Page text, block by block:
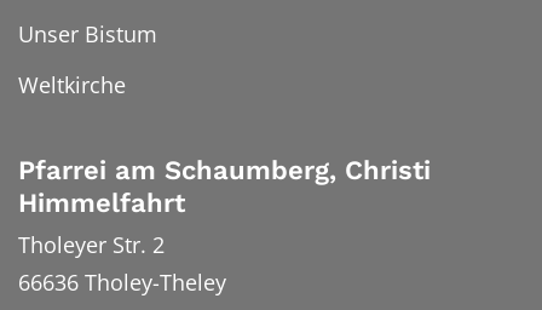
Unser Bistum
Weltkirche
Pfarrei am Schaumberg, Christi
Himmelfahrt
Tholeyer Str. 2
66636 Tholey-Theley